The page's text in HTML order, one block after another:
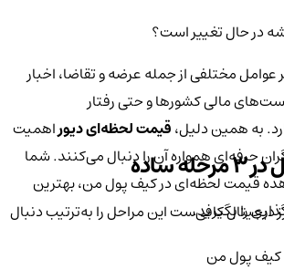
در حال تغییر است؟
مختلفی از جمله عرضه و تقاضا، اخبار
مالی کشورها و حتی رفتار
به همین دلیل،قیمت لحظه‌ای دیوراهمیت
حرفه‌ای همواره آن را دنبال می‌کنند. شما
قیمت لحظه‌ای در کیف پول من، بهترین
را بگیرید.
ساده
دیجیتال کافی‌ست این مراحل را به‌ترتیب دنبال